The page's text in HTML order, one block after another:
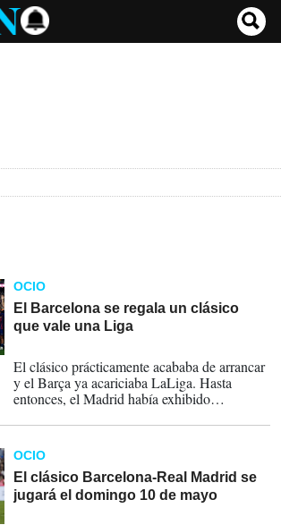
OCIO
El Barcelona se regala un clásico
que vale una Liga
El clásico prácticamente acababa de arrancar
y el Barça ya acariciaba LaLiga. Hasta
entonces, el Madrid había exhibido
falta de recursos alarmante para salir con el
balón jugado desde atrás.
OCIO
El clásico Barcelona-Real Madrid se
jugará el domingo 10 de mayo